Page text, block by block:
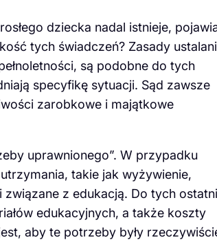
dziecka nadal istnieje,
tych świadczeń? Zasady
są podobne do tych
specyfikę sytuacji. Sąd zawsze
zarobkowe i majątkowe
uprawnionego”. W przypadku
takie jak wyżywienie,
z edukacją. Do tych
edukacyjnych, a także koszty
aby te potrzeby były